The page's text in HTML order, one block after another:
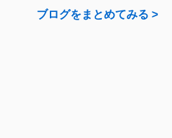
ブログをまとめてみる >